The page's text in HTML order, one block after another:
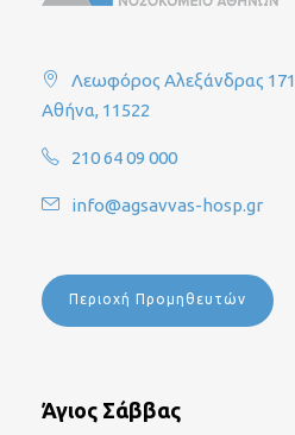
Λεωφόρος Αλεξάνδρας 171
Αθήνα, 11522
210 64 09 000
info@agsavvas-hosp.gr
Περιοχή Προμηθευτών
Άγιος Σάββας